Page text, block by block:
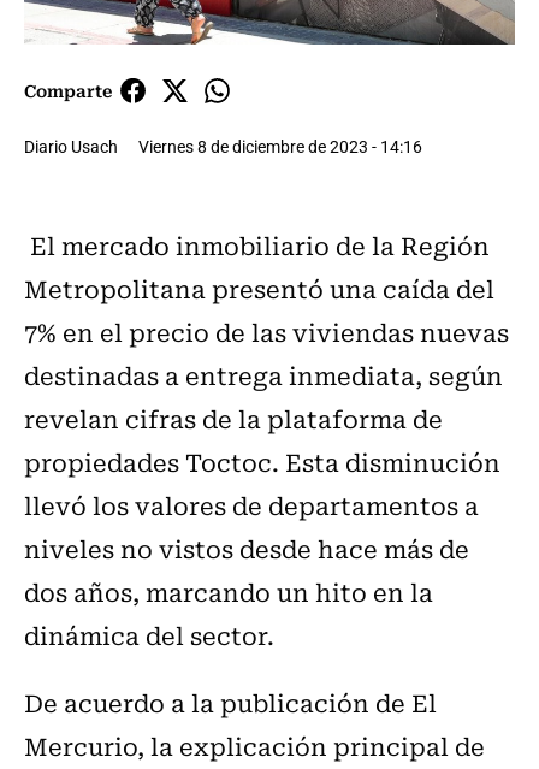
Comparte
Diario Usach Viernes 8 de diciembre de 2023 - 14:16
El mercado inmobiliario de la Región
Metropolitana presentó una caída del
7% en el precio de las viviendas nuevas
destinadas a entrega inmediata, según
revelan cifras de la plataforma de
propiedades Toctoc. Esta disminución
llevó los valores de departamentos a
niveles no vistos desde hace más de
dos años, marcando un hito en la
dinámica del sector.
De acuerdo a la publicación de El
Mercurio, la explicación principal de